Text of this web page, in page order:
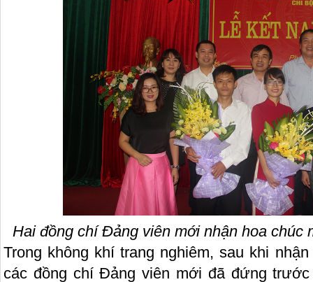
Hai đồng chí Đảng viên mới nhận hoa chúc
Trong không khí trang nghiêm, sau khi
các đồng chí Đảng viên mới đã đứng